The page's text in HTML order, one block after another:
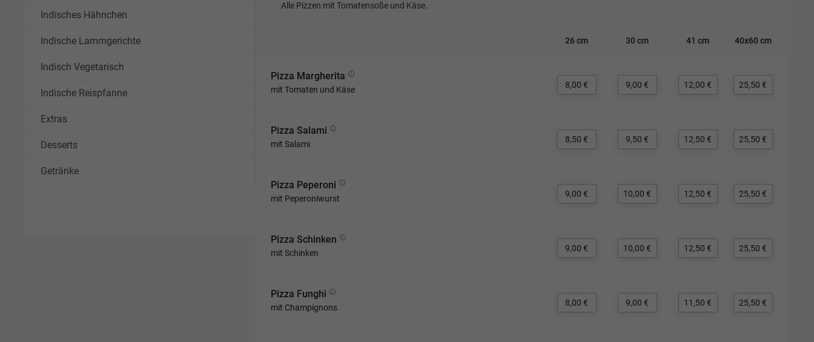
Indisches Hähnchen
Indische Lammgerichte
Indisch Vegetarisch
Indische Reispfanne
Extras
Desserts
Getränke
Alle Pizzen mit Tomatensoße und Käse.
26 cm 30 cm 41 cm 40x60 cm
Pizza Margherita
mit Tomaten und Käse 8,00 € 9,00 € 12,00 € 25,50 €
Pizza Salami
mit Salami 8,50 € 9,50 € 12,50 € 25,50 €
Pizza Peperoni
mit Peperoniwurst 9,00 € 10,00 € 12,50 € 25,50 €
Pizza Schinken
mit Schinken 9,00 € 10,00 € 12,50 € 25,50 €
Pizza Funghi
mit Champignons 8,00 € 9,00 € 11,50 € 25,50 €